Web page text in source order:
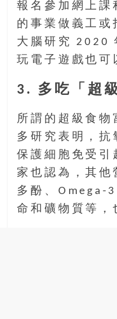
報名參加網上課
的事業做義工或
大腦研究 2020
玩電子遊戲也可
3. 多吃「超
所謂的超級食物
多研究表明，抗
保護細胞免受引
家也認為，其他
多酚、Omega-
命和礦物質等，